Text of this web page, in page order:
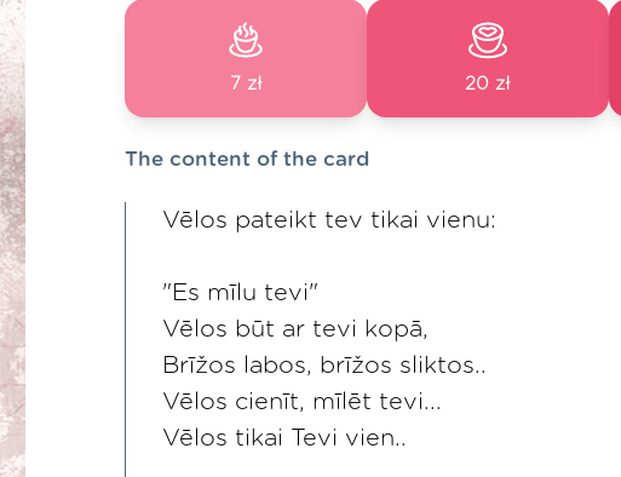
7 zł 20 zł
The content of the card
Vēlos pateikt tev tikai vienu:
"Es mīlu tevi"
Vēlos būt ar tevi kopā,
Brīžos labos, brīžos sliktos..
Vēlos cienīt, mīlēt tevi...
Vēlos tikai Tevi vien..